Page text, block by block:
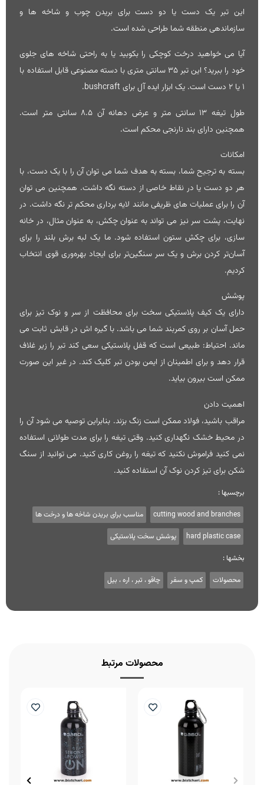
این تبر یک دست یا دو دست برای بریدن چوب و شاخه ها و
سازماندهی منطقه شما طراحی شده است.
آیا می خواهید درخت کوچکی را بکوبید یا به راحتی شاخه های جلوی
خود را ببرید؟ این تبر 35 سانتی متری با دسته مصنوعی قابل استفاده با
1 یا 2 دست است. یک ابزار ایده آل برای bushcraft.
طول تیغه 13 سانتی متر و عرض دهانه آن 8.5 سانتی متر است.
همچنین دارای بند نارنجی محکم است.
امکانات
بسته به ترجیح شما، بسته به هدف شما می توان آن را با یک دست، با
هر دو دست یا در نقاط خاصی از دسته نگه داشت. همچنین می توان
آن را برای عملیات های ظریفی مانند لایه برداری محکم تر نگه داشت. در
نهایت، پشت سر نیز می تواند به عنوان چکش، به عنوان مثال، در خانه
سازی، برای چکش ستون استفاده شود. ما یک لبه برش بلند را برای
آسان‌تر کردن برش و یک سر سنگین‌تر برای ایجاد بهره‌وری قوی انتخاب
کردیم.
پوشش
دارای یک کیف پلاستیکی سخت برای محافظت از سر و نوک تیز برای
حمل آسان بر روی کمربند شما می باشد. با گیره اش در قابش ثابت می
ماند. احتیاط: طبیعی است که قفل پلاستیکی سعی کند تبر را زیر غلاف
قرار دهد و برای اطمینان از ایمن بودن تبر کلیک کند. در غیر این صورت
ممکن است بیرون بیاید.
اهميت دادن
مراقب باشید، فولاد ممکن است زنگ بزند. بنابراین توصیه می شود آن را
در محیط خشک نگهداری کنید. وقتی تیغه را برای مدت طولانی استفاده
نمی کنید فراموش نکنید که تیغه را روغن کاری کنید. می توانید از سنگ
شکن برای تیز کردن نوک آن استفاده کنید.
برچسبها :
cutting wood and branches مناسب برای بریدن شاخه ها و درخت ها
hard plastic case پوشش سخت پلاستیکی
بخشها :
محصولات کمپ و سفر چاقو ، تبر ، اره ، بیل
محصولات مرتبط